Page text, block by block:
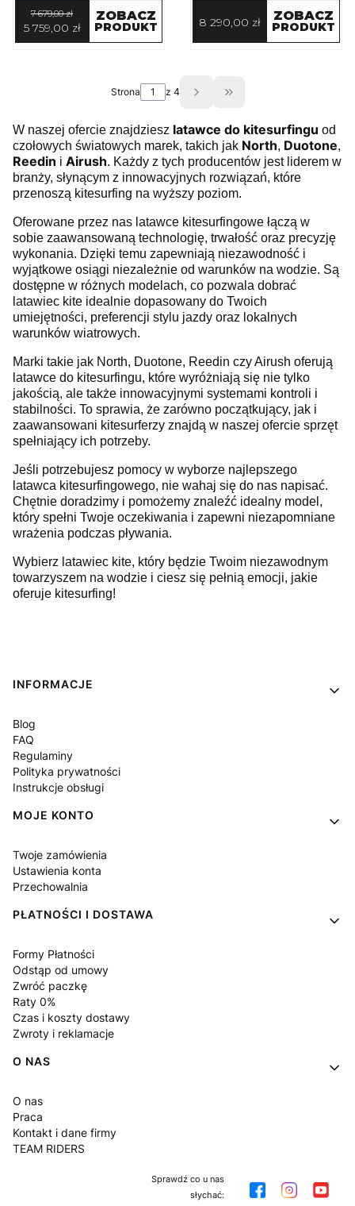
7 679,00 zł
5 759,00 zł
ZOBACZ
PRODUKT 8 290,00 zł ZOBACZ
PRODUKT
Strona z 4 Przejdź do ostatniej
W naszej ofercie znajdziesz latawce do kitesurfingu od
czołowych światowych marek, takich jak North, Duotone,
Reedin i Airush. Każdy z tych producentów jest liderem w
branży, słynącym z innowacyjnych rozwiązań, które
przenoszą kitesurfing na wyższy poziom.
Oferowane przez nas latawce kitesurfingowe łączą w
sobie zaawansowaną technologię, trwałość oraz precyzję
wykonania. Dzięki temu zapewniają niezawodność i
wyjątkowe osiągi niezależnie od warunków na wodzie. Są
dostępne w różnych modelach, co pozwala dobrać
latawiec kite idealnie dopasowany do Twoich
umiejętności, preferencji stylu jazdy oraz lokalnych
warunków wiatrowych.
Marki takie jak North, Duotone, Reedin czy Airush oferują
latawce do kitesurfingu, które wyróżniają się nie tylko
jakością, ale także innowacyjnymi systemami kontroli i
stabilności. To sprawia, że zarówno początkujący, jak i
zaawansowani kitesurferzy znajdą w naszej ofercie sprzęt
spełniający ich potrzeby.
Jeśli potrzebujesz pomocy w wyborze najlepszego
latawca kitesurfingowego, nie wahaj się do nas napisać.
Chętnie doradzimy i pomożemy znaleźć idealny model,
który spełni Twoje oczekiwania i zapewni niezapomniane
wrażenia podczas pływania.
Wybierz latawiec kite, który będzie Twoim niezawodnym
towarzyszem na wodzie i ciesz się pełnią emocji, jakie
oferuje kitesurfing!
Linki w stopce
INFORMACJE
Blog
FAQ
Regulaminy
Polityka prywatności
Instrukcje obsługi
MOJE KONTO
Twoje zamówienia
Ustawienia konta
Przechowalnia
PŁATNOŚCI I DOSTAWA
Formy Płatności
Odstąp od umowy
Zwróć paczkę
Raty 0%
Czas i koszty dostawy
Zwroty i reklamacje
O NAS
O nas
Praca
Kontakt i dane firmy
TEAM RIDERS
Sprawdź co u nas
słychać: